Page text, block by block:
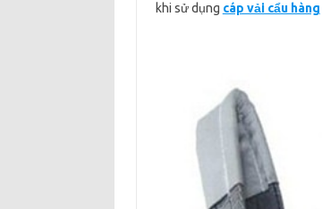
khi sử dụng cáp vải cẩu hàng